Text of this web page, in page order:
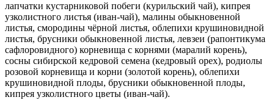
лапчатки кустарниковой побеги (курильский чай), кипрея
узколистного листья (иван-чай), малины обыкновенной
листья, смородины чёрной листья, облепихи крушиновидной
листья, брусники обыкновенной листья, левзеи (рапонтикума
сафлоровидного) корневища с корнями (маралий корень),
сосны сибирской кедровой семена (кедровый орех), родиолы
розовой корневища и корни (золотой корень), облепихи
крушиновидной плоды, брусники обыкновенной плоды,
кипрея узколистного цветы (иван-чай).